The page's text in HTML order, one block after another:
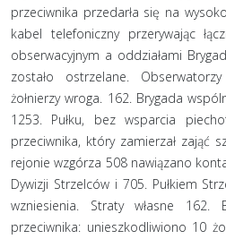
przeciwnika przedarła się na
kabel telefoniczny przerywając
obserwacyjnym a oddziałami
zostało ostrzelane.
żołnierzy wroga. 162. Brygada
1253. Pułku, bez wsparcia
przeciwnika, który zamierzał zająć
rejonie wzgórza 508 nawiązano
Dywizji Strzelców i 705. Pułkiem
wzniesienia. Straty własne 162.
przeciwnika: unieszkodliwiono 10